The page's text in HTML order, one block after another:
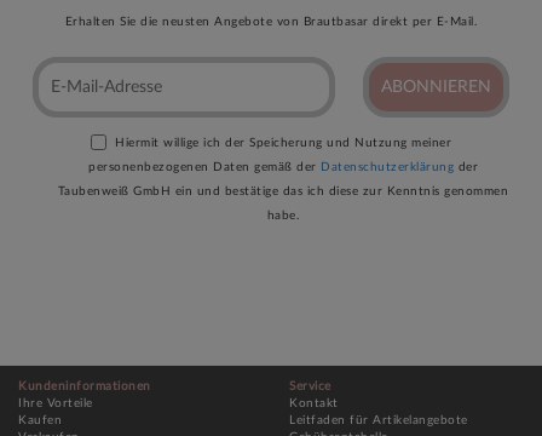
Erhalten Sie die neusten Angebote von Brautbasar direkt per E-Mail.
ABONNIEREN
Hiermit willige ich der Speicherung und Nutzung meiner
personenbezogenen Daten gemäß der Datenschutzerklärung der
Taubenweiß GmbH ein und bestätige das ich diese zur Kenntnis genommen
habe.
Kundeninformationen
Ihre Vorteile
Kaufen
Service
Kontakt
Leitfaden für Artikelangebote